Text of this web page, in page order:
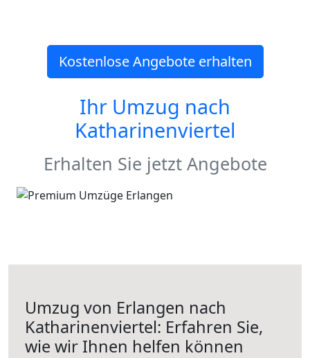
Kostenlose Angebote erhalten
Ihr Umzug nach
Katharinenviertel
Erhalten Sie jetzt Angebote
Umzug von Erlangen nach
Katharinenviertel: Erfahren Sie,
wie wir Ihnen helfen können